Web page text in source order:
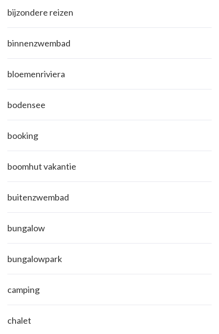
bijzondere reizen
binnenzwembad
bloemenriviera
bodensee
booking
boomhut vakantie
buitenzwembad
bungalow
bungalowpark
camping
chalet